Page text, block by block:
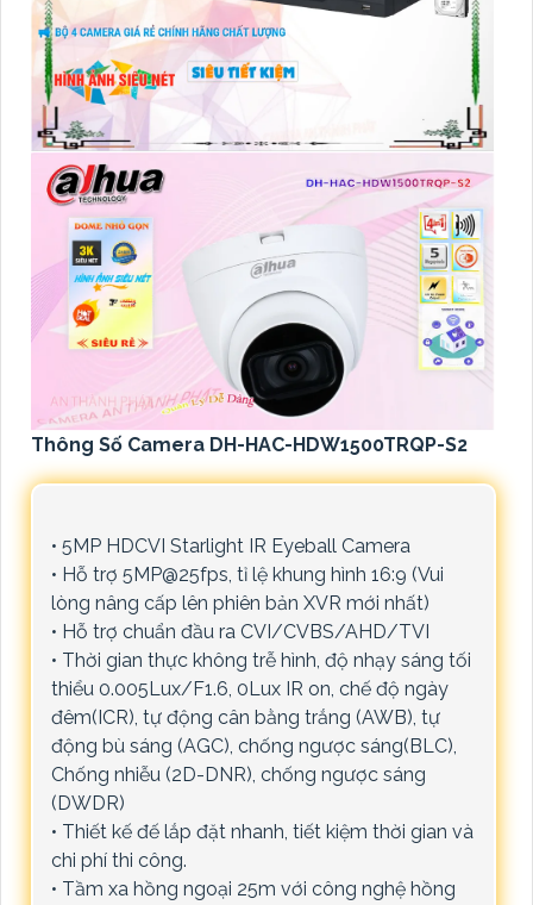
Thông Số Camera DH-HAC-HDW1500TRQP-S2
• 5MP HDCVI Starlight IR Eyeball Camera
• Hỗ trợ 5MP@25fps, tỉ lệ khung hình 16:9 (Vui
lòng nâng cấp lên phiên bản XVR mới nhất)
• Hỗ trợ chuẩn đầu ra CVI/CVBS/AHD/TVI
• Thời gian thực không trễ hình, độ nhạy sáng tối
thiểu 0.005Lux/F1.6, 0Lux IR on, chế độ ngày
đêm(ICR), tự động cân bằng trắng (AWB), tự
động bù sáng (AGC), chống ngược sáng(BLC),
Chống nhiễu (2D-DNR), chống ngược sáng
(DWDR)
• Thiết kế đế lắp đặt nhanh, tiết kiệm thời gian và
chi phí thi công.
• Tầm xa hồng ngoại 25m với công nghệ hồng